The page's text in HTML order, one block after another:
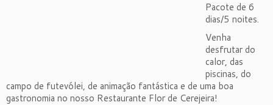
Pacote de 6
dias/5 noites.
Venha
desfrutar do
calor, das
piscinas, do
campo de futevólei, de animação fantástica e de uma boa
gastronomia no nosso Restaurante Flor de Cerejeira!